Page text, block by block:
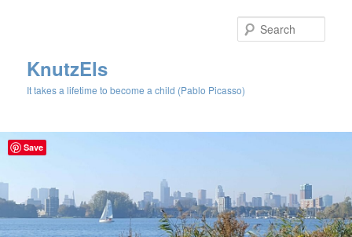
KnutzEls
It takes a lifetime to become a child (Pablo Picasso)
Save